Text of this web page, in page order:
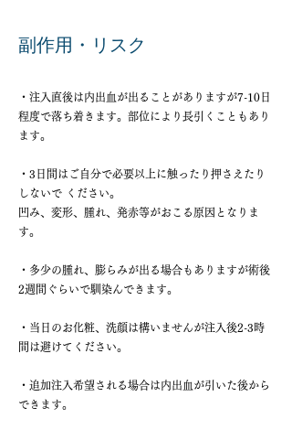
​副作用・リスク
・注入直後は内出血が出ることがありますが7-10日
程度で落ち着きます。部位により長引くこともあり
ます。
・3日間はご自分で必要以上に触ったり押さえたり
しないで ください。
凹み、変形、腫れ、発赤等がおこる原因となりま
す。
・多少の腫れ、膨らみが出る場合もありますが術後
2週間ぐらいで馴染んできます。
・当日のお化粧、洗顔は構いませんが注入後2-3時
間は避けてください。
・追加注入希望される場合は内出血が引いた後から
できます。